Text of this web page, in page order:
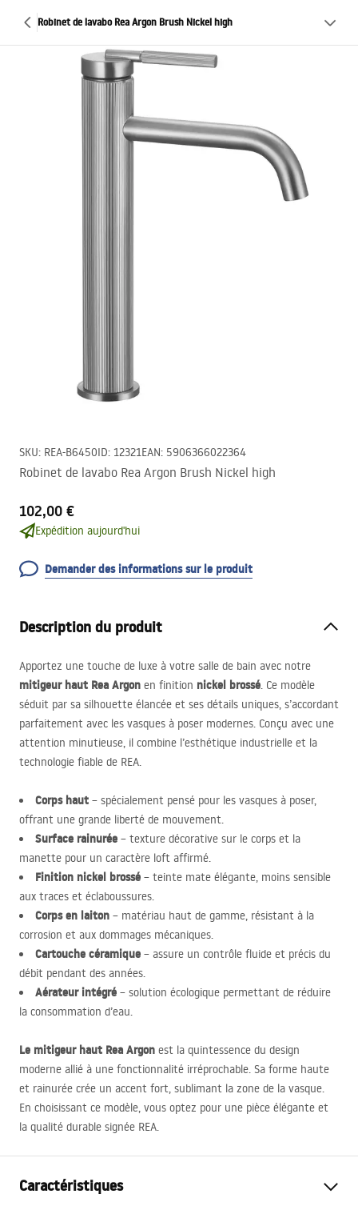
Robinet de lavabo Rea Argon Brush Nickel high
SKU: REA-B6450ID: 12321EAN: 5906366022364
Robinet de lavabo Rea Argon Brush Nickel high
102,00 €
Expédition aujourd'hui
Demander des informations sur le produit
Description du produit
Apportez une touche de luxe à votre salle de bain avec notre
mitigeur haut Rea Argon en finition nickel brossé. Ce modèle
séduit par sa silhouette élancée et ses détails uniques, s’accordant
parfaitement avec les vasques à poser modernes. Conçu avec une
attention minutieuse, il combine l’esthétique industrielle et la
technologie fiable de REA.
Corps haut – spécialement pensé pour les vasques à poser,
offrant une grande liberté de mouvement.
Surface rainurée – texture décorative sur le corps et la
manette pour un caractère loft affirmé.
Finition nickel brossé – teinte mate élégante, moins sensible
aux traces et éclaboussures.
Corps en laiton – matériau haut de gamme, résistant à la
corrosion et aux dommages mécaniques.
Cartouche céramique – assure un contrôle fluide et précis du
débit pendant des années.
Aérateur intégré – solution écologique permettant de réduire
la consommation d’eau.
Le mitigeur haut Rea Argon est la quintessence du design
moderne allié à une fonctionnalité irréprochable. Sa forme haute
et rainurée crée un accent fort, sublimant la zone de la vasque.
En choisissant ce modèle, vous optez pour une pièce élégante et
la qualité durable signée REA.
Caractéristiques